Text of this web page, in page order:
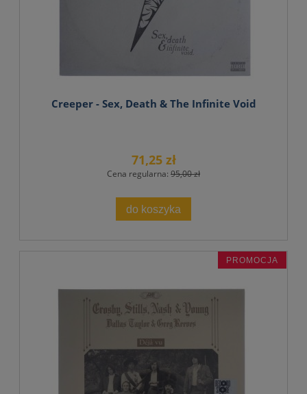
Creeper - Sex, Death & The Infinite Void
71,25 zł
Cena regularna: 95,00 zł
do koszyka
PROMOCJA